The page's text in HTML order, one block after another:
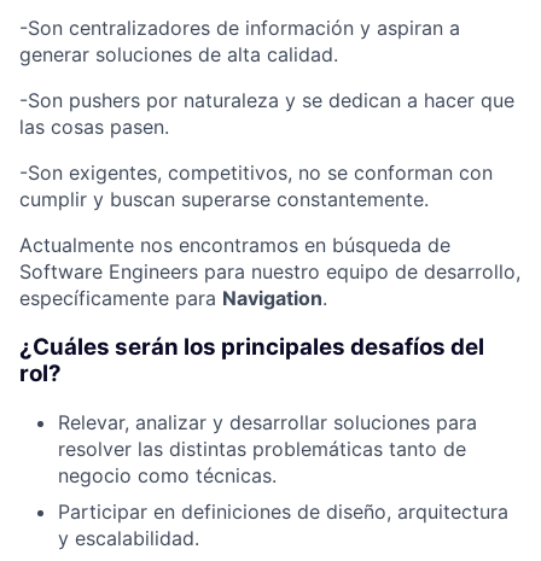
-Son centralizadores de información y aspiran a
generar soluciones de alta calidad.
-Son pushers por naturaleza y se dedican a hacer que
las cosas pasen.
-Son exigentes, competitivos, no se conforman con
cumplir y buscan superarse constantemente.
Actualmente nos encontramos en búsqueda de
Software Engineers para nuestro equipo de desarrollo,
específicamente para Navigation.
¿Cuáles serán los principales desafíos del
rol?
Relevar, analizar y desarrollar soluciones para
resolver las distintas problemáticas tanto de
negocio como técnicas.
Participar en definiciones de diseño, arquitectura
y escalabilidad.